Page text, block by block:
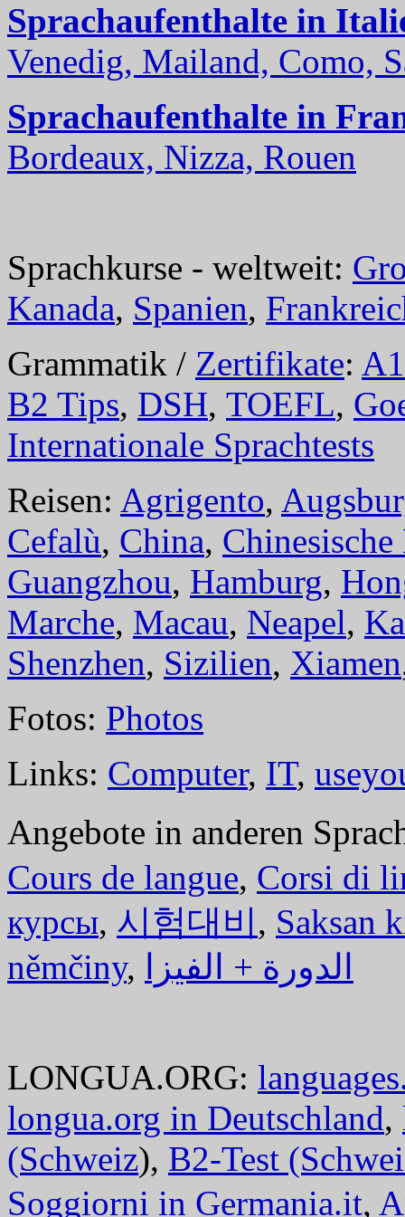
Sprachaufenthalte in
Venedig, Mailand, Como,
Sprachaufenthalte in
Bordeaux, Nizza, Rouen
Sprachkurse - weltweit:
Kanada, Spanien,
Grammatik / Zertifikate: A1
B2 Tips, DSH, TOEFL,
Internationale Sprachtests
Reisen: Agrigento,
Cefalù, China, Chinesische
Guangzhou, Hamburg,
Marche, Macau, Neapel,
Shenzhen, Sizilien, Xiamen
Fotos: Photos
Links: Computer, IT,
Angebote in anderen
Cours de langue, Corsi di
курсы, 시험대비, Saksan
němčiny, الدورة + الفيزا
LONGUA.ORG:
longua.org in Deutschland,
(Schweiz), B2-Test
Soggiorni in Germania.it,